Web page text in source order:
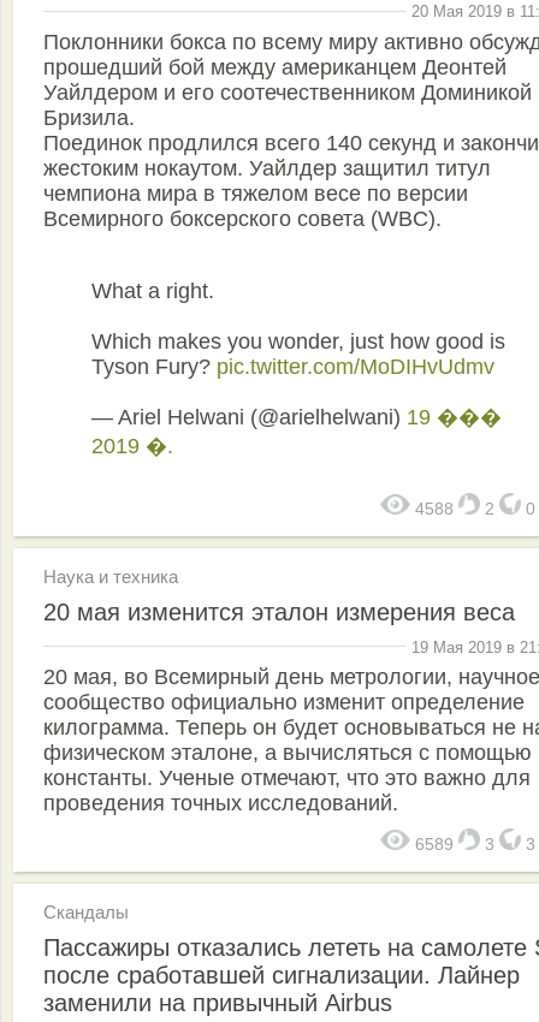
20 Мая 2019 в
Поклонники бокса по всему миру активно
прошедший бой между американцем Деонтей
Уайлдером и его соотечественником Доминикой
Бризила.
Поединок продлился всего 140 секунд и
жестоким нокаутом. Уайлдер защитил титул
чемпиона мира в тяжелом весе по версии
Всемирного боксерского совета (WBC).
What a right.
Which makes you wonder, just how good is
Tyson Fury? pic.twitter.com/MoDIHvUdmv
— Ariel Helwani (@arielhelwani) 19 ���
2019 �.
4588 2 0
Наука и техника
20 мая изменится эталон измерения веса
19 Мая 2019 в
20 мая, во Всемирный день метрологии, научное
сообщество официально изменит определение
килограмма. Теперь он будет основываться не
физическом эталоне, а вычисляться с помощью
константы. Ученые отмечают, что это важно для
проведения точных исследований.
6589 3 3
Скандалы
Пассажиры отказались лететь на самолете
после сработавшей сигнализации. Лайнер
заменили на привычный Airbus